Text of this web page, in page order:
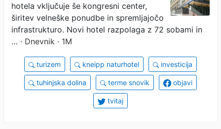
hotela vključuje še kongresni center,
širitev velneške ponudbe in spremljajočo
infrastrukturo. Novi hotel razpolaga z 72 sobami in
… · Dnevnik · 1M
turizem kneipp naturhotel investicija
tuhinjska dolina terme snovik objavi
tvitaj